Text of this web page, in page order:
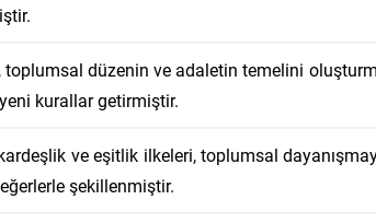
düzenin ve adaletin temelini
kurallar getirmiştir.
ve eşitlik ilkeleri, toplumsal
şekillenmiştir.